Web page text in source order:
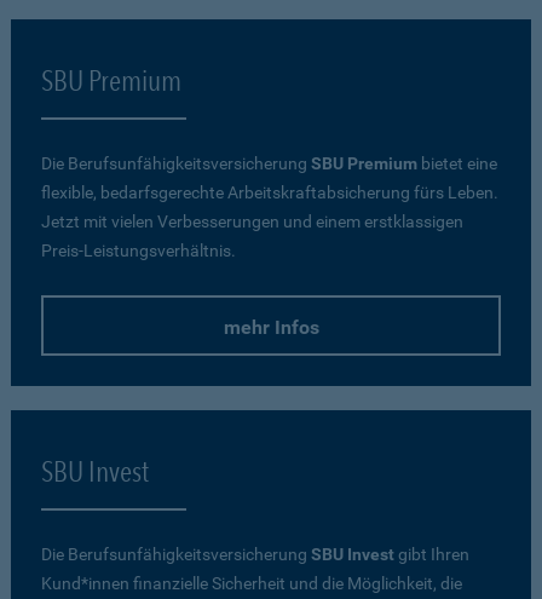
SBU Premium
Die Berufsunfähigkeitsversicherung SBU Premium bietet eine
flexible, bedarfsgerechte Arbeitskraftabsicherung fürs Leben.
Jetzt mit vielen Verbesserungen und einem erstklassigen
Preis-Leistungsverhältnis.
mehr Infos
SBU Invest
Die Berufsunfähigkeitsversicherung SBU Investgibt Ihren
Kund*innen finanzielle Sicherheit und die Möglichkeit, die